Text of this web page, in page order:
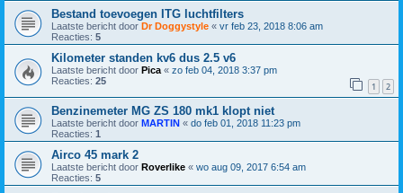
Bestand toevoegen ITG luchtfilters
Laatste bericht door Dr Doggystyle « vr feb 23, 2018 8:06 am
Reacties: 5
Kilometer standen kv6 dus 2.5 v6
Laatste bericht door Pica « zo feb 04, 2018 3:37 pm
Reacties: 25 1 2
Benzinemeter MG ZS 180 mk1 klopt niet
Laatste bericht door MARTIN « do feb 01, 2018 11:23 pm
Reacties: 1
Airco 45 mark 2
Laatste bericht door Roverlike « wo aug 09, 2017 6:54 am
Reacties: 5